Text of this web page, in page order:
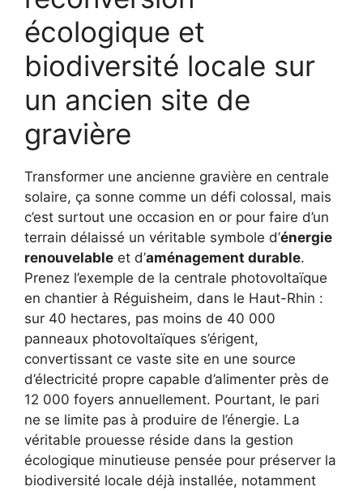
écologique et
biodiversité locale sur
un ancien site de
gravière
Transformer une ancienne gravière en centrale
solaire, ça sonne comme un défi colossal, mais
c’est surtout une occasion en or pour faire d’un
terrain délaissé un véritable symbole d’énergie
renouvelable et d’aménagement durable.
Prenez l’exemple de la centrale photovoltaïque
en chantier à Réguisheim, dans le Haut-Rhin :
sur 40 hectares, pas moins de 40 000
panneaux photovoltaïques s’érigent,
convertissant ce vaste site en une source
d’électricité propre capable d’alimenter près de
12 000 foyers annuellement. Pourtant, le pari
ne se limite pas à produire de l’énergie. La
véritable prouesse réside dans la gestion
écologique minutieuse pensée pour préserver la
biodiversité locale déjà installée, notamment